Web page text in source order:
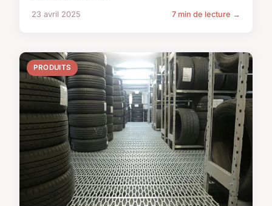
23 avril 2025 7 min de lecture →
PRODUITS